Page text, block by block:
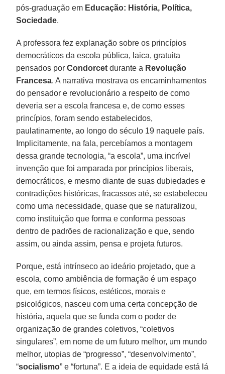
pós-graduação em Educação: História, Política,
Sociedade.
A professora fez explanação sobre os princípios
democráticos da escola pública, laica, gratuita
pensados porCondorcet durante a Revolução
Francesa. A narrativa mostrava os encaminhamentos
do pensador e revolucionário a respeito de como
deveria ser a escola francesa e, de como esses
princípios, foram sendo estabelecidos,
paulatinamente, ao longo do século 19 naquele país.
Implicitamente, na fala, percebíamos a montagem
dessa grande tecnologia, “a escola”, uma incrível
invenção que foi amparada por princípios liberais,
democráticos, e mesmo diante de suas dubiedades e
contradições históricas, fracassos até, se estabeleceu
como uma necessidade, quase que se naturalizou,
como instituição que forma e conforma pessoas
dentro de padrões de racionalização e que, sendo
assim, ou ainda assim, pensa e projeta futuros.
Porque, está intrínseco ao ideário projetado, que a
escola, como ambiência de formação é um espaço
que, em termos físicos, estéticos, morais e
psicológicos, nasceu com uma certa concepção de
história, aquela que se funda com o poder de
organização de grandes coletivos, “coletivos
singulares”, em nome de um futuro melhor, um mundo
melhor, utopias de “progresso”, “desenvolvimento”,
“socialismo” e “fortuna”. E a ideia de equidade está lá